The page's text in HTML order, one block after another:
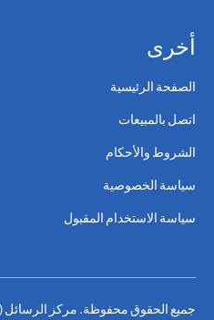
أخرى
الصفحة الرئيسية
اتصل بالمبيعات
الشروط والأحكام
سياسة الخصوصية
سياسة الاستخدام المقبول
جميع الحقوق محفوظة. مركز الرسائل (ج)